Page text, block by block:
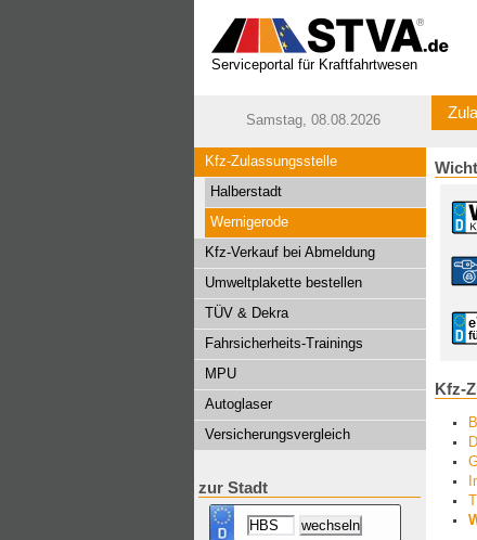
Serviceportal für Kraftfahrtwesen
Samstag, 08.08.2026
Kfz-Zulassungsstelle
Halberstadt
Wernigerode
Kfz-Verkauf bei Abmeldung
Umweltplakette bestellen
TÜV & Dekra
Fahrsicherheits-Trainings
MPU
Autoglaser
Versicherungsvergleich
zur Stadt
Kfz-